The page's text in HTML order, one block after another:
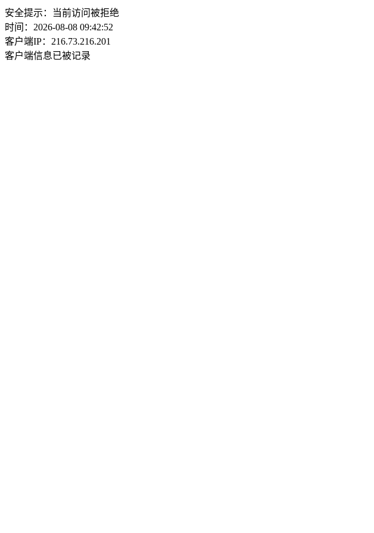
安全提示：当前访问被拒绝
时间：2026-08-08 09:42:52
客户端IP：216.73.216.201
客户端信息已被记录